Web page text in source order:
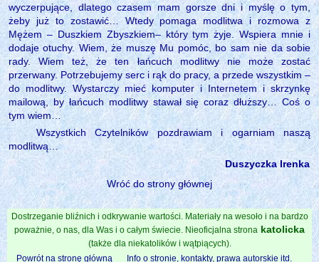
wyczerpujące, dlatego czasem mam gorsze dni i myślę o tym,
żeby już to zostawić… Wtedy pomaga modlitwa i rozmowa z
Mężem – Duszkiem Zbyszkiem– który tym żyje. Wspiera mnie i
dodaje otuchy. Wiem, że muszę Mu pomóc, bo sam nie da sobie
rady. Wiem też, że ten łańcuch modlitwy nie może zostać
przerwany. Potrzebujemy serc i rąk do pracy, a przede wszystkim –
do modlitwy. Wystarczy mieć komputer i Internetem i skrzynkę
mailową, by łańcuch modlitwy stawał się coraz dłuższy… Coś o
tym wiem…
Wszystkich Czytelników pozdrawiam i ogarniam naszą
modlitwą…
Duszyczka Irenka
Wróć do strony głównej
Dostrzeganie bliźnich i odkrywanie wartości. Materiały na wesoło i na bardzo
poważnie, o nas, dla Was i o całym świecie. Nieoficjalna strona katolicka
(także dla niekatolików i wątpiących).
Powrót na stronę główną
Info o stronie, kontakty, prawa autorskie itd.